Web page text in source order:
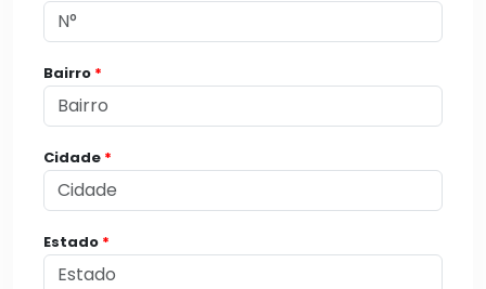
Bairro *
Cidade *
Estado *